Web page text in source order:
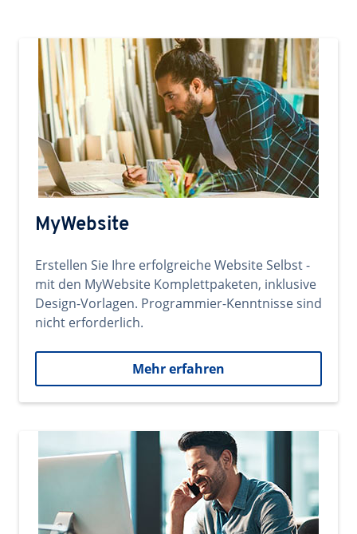
MyWebsite
Erstellen Sie Ihre erfolgreiche Website Selbst -
mit den MyWebsite Komplettpaketen, inklusive
Design-Vorlagen. Programmier-Kenntnisse sind
nicht erforderlich.
Mehr erfahren